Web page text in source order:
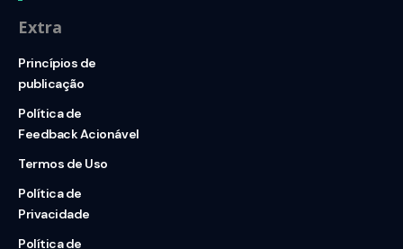
Extra
Princípios de
publicação
Política de
Feedback Acionável
Termos de Uso
Política de
Privacidade
Política de